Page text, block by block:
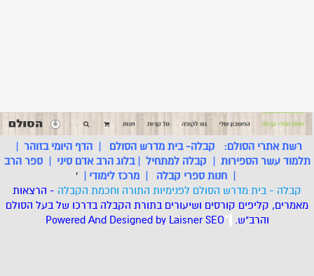
רשת אתרי הסולם: קבלה- בית מדרש הסולם |הדף היומי בזוהר |
תלמוד עשר הספירות | קבלה למתחיל |בלוג הרב אדם סיני |ספר הרב
| חנות ספרי קבלה | מרכז לימודי |
'
קבלה - בית מדרש הסולם לפנימיות התורה וחכמת הקבלה - הרצאות
מאמרים, קליפים קורסים ושיעורים בתורת הקבלה בדרכו של בעל הסולם
והרב"ש. *
Powered And Designed by LaisnerSEO